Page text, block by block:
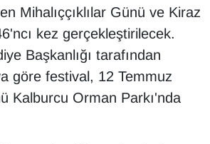
Mihalıççıklılar Günü ve Kiraz
kez gerçekleştirilecek.
Başkanlığı tarafından
göre festival, 12 Temmuz
Kalburcu Orman Parkı'nda